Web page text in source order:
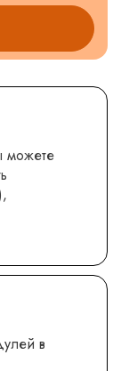
можете
в